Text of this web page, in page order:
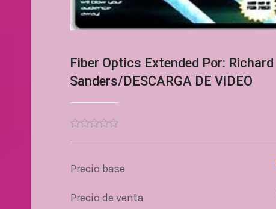
Fiber Optics Extended Por: Richard
Sanders/DESCARGA DE VIDEO
Precio base
Precio de venta